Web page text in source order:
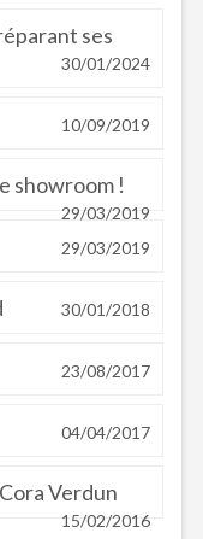
ses
30/01/2024
10/09/2019
showroom !
29/03/2019
29/03/2019
30/01/2018
23/08/2017
04/04/2017
Verdun
15/02/2016